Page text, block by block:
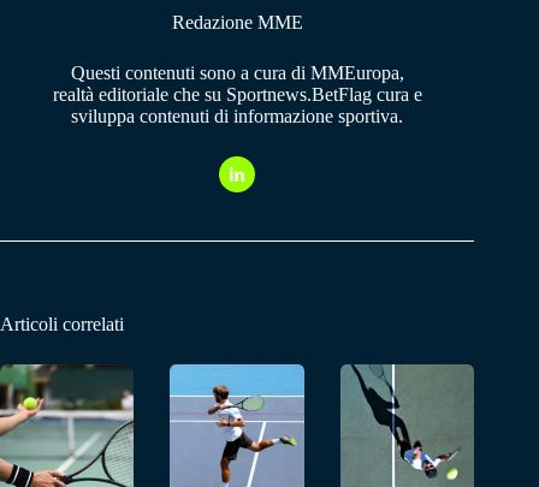
Redazione MME
Questi contenuti sono a cura di MMEuropa,
realtà editoriale che su Sportnews.BetFlag cura e
sviluppa contenuti di informazione sportiva.
Articoli correlati